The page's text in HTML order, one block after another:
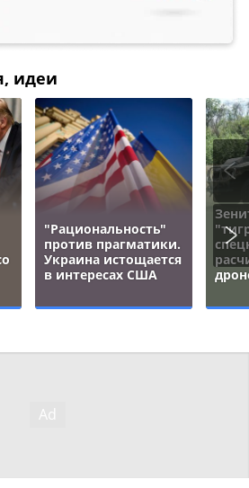
идеи
"Рациональность"
против прагматики.
Украина истощается
в интересах США